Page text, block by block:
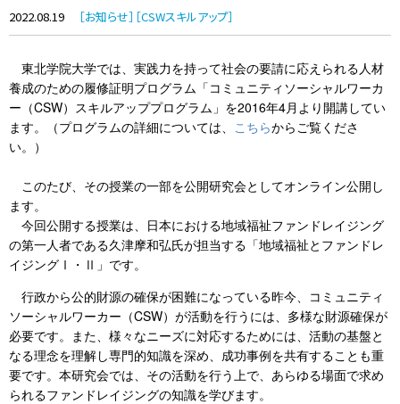
2022.08.19 お知らせ CSWスキルアップ
東北学院大学では、実践力を持って社会の要請に応えられる人材
養成のための履修証明プログラム「コミュニティソーシャルワーカ
ー（CSW）スキルアッププログラム」を2016年4月より開講してい
ます。（プログラムの詳細については、 こちらからご覧くださ
い。）
このたび、その授業の一部を公開研究会としてオンライン公開し
ます。
今回公開する授業は、日本における地域福祉ファンドレイジング
の第一人者である久津摩和弘氏が担当する「地域福祉とファンドレ
イジングⅠ・Ⅱ」です。
行政から公的財源の確保が困難になっている昨今、コミュニティ
ソーシャルワーカー（CSW）が活動を行うには、多様な財源確保が
必要です。また、様々なニーズに対応するためには、活動の基盤と
なる理念を理解し専門的知識を深め、成功事例を共有することも重
要です。本研究会では、その活動を行う上で、あらゆる場面で求め
られるファンドレイジングの知識を学びます。